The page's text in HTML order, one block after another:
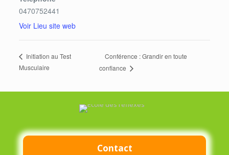
0470752441
Voir Lieu site web
Initiation au Test
Musculaire
Conférence : Grandir en toute
confiance
Contact